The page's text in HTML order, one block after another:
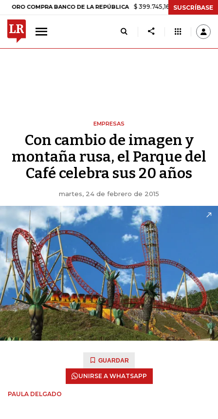
COMPRA BANCO DE LA REPÚBLICA $ 399.745,16 +$ 2.295,71 +0,58%
SUSCRÍBASE
EMPRESAS
Con cambio de imagen y
montaña rusa, el Parque del
Café celebra sus 20 años
martes, 24 de febrero de 2015
GUARDAR
UNIRSE A WHATSAPP
PAULA DELGADO